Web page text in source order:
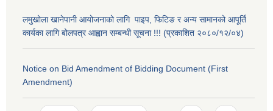
लमुखोला खानेपानी आयोजनाको लागि पाइप, फिटिङ र अन्य सामानको आपूर्ति
कार्यका लागि बोलपत्र आह्वान सम्बन्धी सूचना !!! (प्रकाशित २०८०/१२/०४)
Notice on Bid Amendment of Bidding Document (First
Amendment)